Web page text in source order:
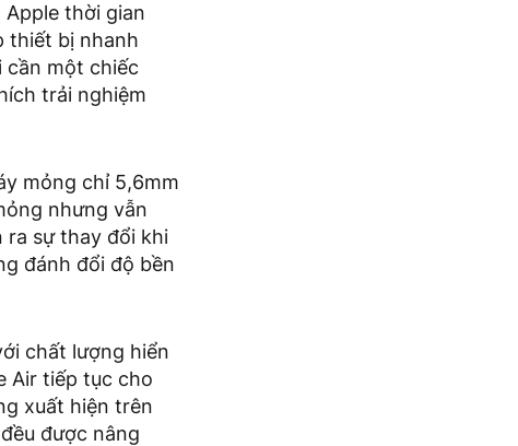
thời gian
thiết bị nhanh
cần một chiếc
trải nghiệm
mỏng chỉ 5,6mm
nhưng vẫn
ra sự thay đổi khi
đánh đổi độ bền
chất lượng hiển
Air tiếp tục cho
xuất hiện trên
được nâng